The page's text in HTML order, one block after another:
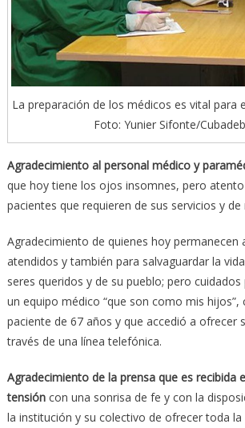
La preparación de los médicos es vital para
Foto: Yunier Sifonte/
Agradecimiento al personal médico y
que hoy tiene los ojos insomnes, pero
pacientes que requieren de sus servicios y
Agradecimiento de quienes hoy permanecen
atendidos y también para salvaguardar la
seres queridos y de su pueblo; pero
un equipo médico “que son como mis hijos”,
paciente de 67 años y que accedió a ofrecer
través de una línea telefónica.
Agradecimiento de la prensa que es recibida
tensióncon una sonrisa de fe y con la
la institución y su colectivo de ofrecer toda